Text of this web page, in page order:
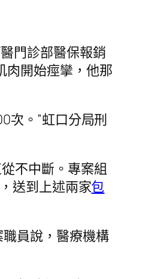
門診部醫保報銷
肉開始痙攣，他那
次。”虹口分局刑
不中斷。專案組
送到上述兩家包
員說，醫療機構